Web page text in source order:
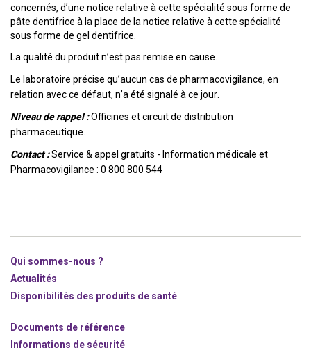
concernés, d’une notice relative à cette spécialité sous forme de
pâte dentifrice à la place de la notice relative à cette spécialité
sous forme de gel dentifrice.
La qualité du produit n’est pas remise en cause.
Le laboratoire précise qu’aucun cas de pharmacovigilance, en
relation avec ce défaut, n’a été signalé à ce jour.
Niveau de rappel :Officines et circuit de distribution
pharmaceutique.
Contact :Service & appel gratuits - Information médicale et
Pharmacovigilance : 0 800 800 544
Qui sommes-nous ?
Actualités
Disponibilités des produits de santé
Documents de référence
Informations de sécurité